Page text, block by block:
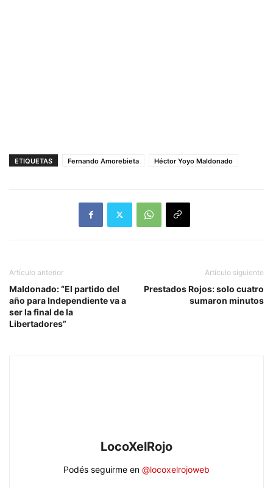
ETIQUETAS Fernando Amorebieta Héctor Yoyo Maldonado
Artículo anterior
Maldonado: “El partido del
año para Independiente va a
ser la final de la
Libertadores”
Artículo siguiente
Prestados Rojos: solo cuatro
sumaron minutos
LocoXelRojo
Podés seguirme en @locoxelrojoweb